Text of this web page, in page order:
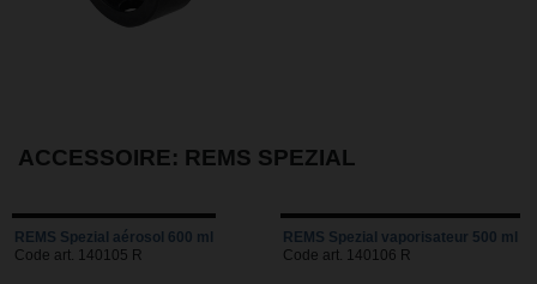
ACCESSOIRE: REMS SPEZIAL
REMS Spezial aérosol 600 ml
Code art. 140105 R
REMS Spezial vaporisateur 500 ml
Code art. 140106 R